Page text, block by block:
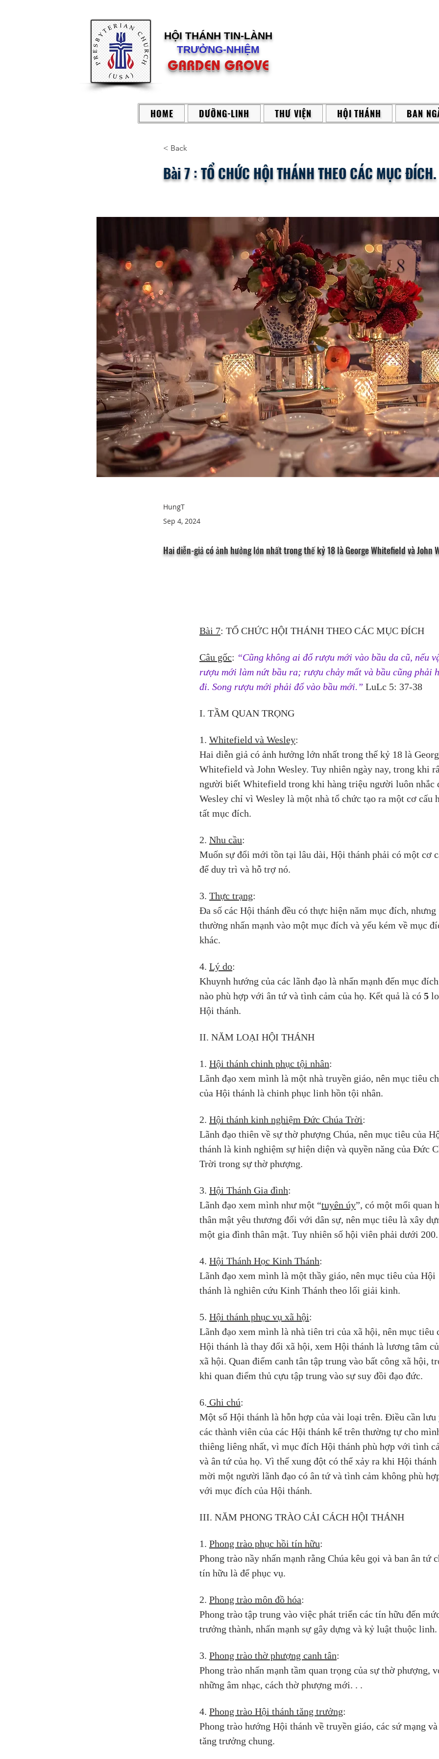
HỘI THÁNH TIN-LÀNH
TRƯỞNG-NHIỆM
GARDEN GROVE
HOME DƯỠNG-LINH THƯ VIỆN HỘI THÁNH BAN
< Back
Bài 7 : TỔ CHỨC HỘI THÁNH THEO CÁC MỤC ĐÍCH.
HungT
Sep 4, 2024
Hai diễn-giả có ảnh hưởng lớn nhất trong thế kỷ 18 là George Whitefield và John
Bài 7: TỔ CHỨC HỘI THÁNH THEO CÁC MỤC ĐÍCH
Câu gốc: “Cũng không ai đổ rượu mới vào bầu da cũ, nếu
rượu mới làm nứt bầu ra; rượu chảy mất và bầu cũng phải
đi. Song rượu mới phải đổ vào bầu mới.” LuLc 5: 37-38
I. TẦM QUAN TRỌNG
1. Whitefield và Wesley:
Hai diễn giả có ảnh hưởng lớn nhất trong thế kỷ 18 là
Whitefield và John Wesley. Tuy nhiên ngày nay, trong khi
người biết Whitefield trong khi hàng triệu người luôn nhắc
Wesley chỉ vì Wesley là một nhà tổ chức tạo ra một cơ cấu
tất mục đích.
2. Nhu cầu:
Muốn sự đổi mới tồn tại lâu dài, Hội thánh phải có một cơ
để duy trì và hỗ trợ nó.
3. Thực trạng:
Đa số các Hội thánh đều có thực hiện năm mục đích, nhưng
thường nhấn mạnh vào một mục đích và yếu kém về mục
khác.
4. Lý do:
Khuynh hướng của các lãnh đạo là nhấn mạnh đến mục đích
nào phù hợp với ân tứ và tình cảm của họ. Kết quả là có 5
Hội thánh.
II. NĂM LOẠI HỘI THÁNH
1. Hội thánh chinh phục tội nhân:
Lãnh đạo xem mình là một nhà truyền giáo, nên mục tiêu
của Hội thánh là chinh phục linh hồn tội nhân.
2. Hội thánh kinh nghiệm Đức Chúa Trời:
Lãnh đạo thiên về sự thờ phượng Chúa, nên mục tiêu của
thánh là kinh nghiệm sự hiện diện và quyền năng của Đức
Trời trong sự thờ phượng.
3. Hội Thánh Gia đình:
Lãnh đạo xem mình như một “tuyên úy”, có một mối quan
thân mật yêu thương đối với dân sự, nên mục tiêu là xây
một gia đình thân mật. Tuy nhiên số hội viên phải dưới 200.
4. Hội Thánh Học Kinh Thánh:
Lãnh đạo xem mình là một thầy giáo, nên mục tiêu của Hội
thánh là nghiên cứu Kinh Thánh theo lối giải kinh.
5. Hội thánh phục vụ xã hội:
Lãnh đạo xem mình là nhà tiên tri của xã hội, nên mục tiêu
Hội thánh là thay đổi xã hội, xem Hội thánh là lương tâm
xã hội. Quan điểm canh tân tập trung vào bất công xã hội,
khi quan điểm thủ cựu tập trung vào sự suy đồi đạo đức.
6. Ghi chú:
Một số Hội thánh là hỗn hợp của vài loại trên. Điều cần lưu
các thành viên của các Hội thánh kể trên thường tự cho
thiêng liêng nhất, vì mục đích Hội thánh phù hợp với tình
và ân tứ của họ. Vì thế xung đột có thể xảy ra khi Hội thánh
mời một người lãnh đạo có ân tứ và tình cảm không phù
với mục đích của Hội thánh.
III. NĂM PHONG TRÀO CẢI CÁCH HỘI THÁNH
1. Phong trào phục hồi tín hữu:
Phong trào nầy nhấn mạnh rằng Chúa kêu gọi và ban ân tứ
tín hữu là để phục vụ.
2. Phong trào môn đồ hóa:
Phong trào tập trung vào việc phát triển các tín hữu đến
trưởng thành, nhấn mạnh sự gây dựng và kỷ luật thuộc linh.
3. Phong trào thờ phượng canh tân:
Phong trào nhấn mạnh tầm quan trọng của sự thờ phượng,
những âm nhạc, cách thờ phượng mới. . .
4. Phong trào Hội thánh tăng trưởng:
Phong trào hướng Hội thánh về truyền giáo, các sứ mạng
tăng trưởng chung.